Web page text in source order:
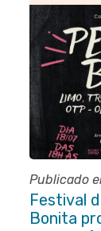
Publicado
Festival
Bonita